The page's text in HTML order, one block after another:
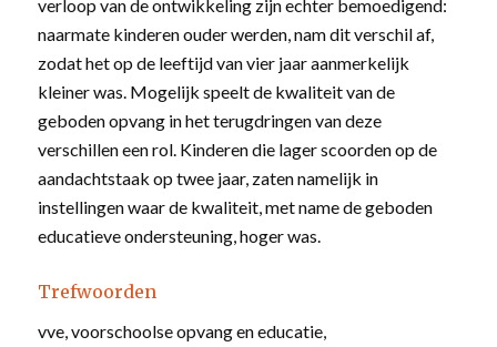
verloop van de ontwikkeling zijn echter bemoedigend:
naarmate kinderen ouder werden, nam dit verschil af,
zodat het op de leeftijd van vier jaar aanmerkelijk
kleiner was. Mogelijk speelt de kwaliteit van de
geboden opvang in het terugdringen van deze
verschillen een rol. Kinderen die lager scoorden op de
aandachtstaak op twee jaar, zaten namelijk in
instellingen waar de kwaliteit, met name de geboden
educatieve ondersteuning, hoger was.
Trefwoorden
vve, voorschoolse opvang en educatie,